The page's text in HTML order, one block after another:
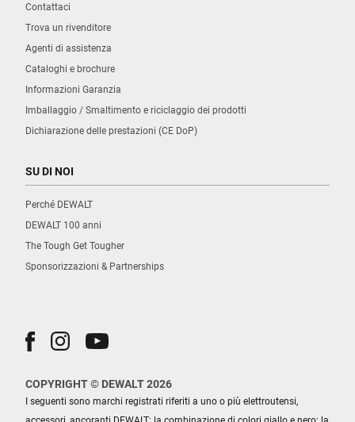
Contattaci
Trova un rivenditore
Agenti di assistenza
Cataloghi e brochure
Informazioni Garanzia
Imballaggio / Smaltimento e riciclaggio dei prodotti
Dichiarazione delle prestazioni (CE DoP)
SU DI NOI
Perché DEWALT
DEWALT 100 anni
The Tough Get Tougher
Sponsorizzazioni & Partnerships
COPYRIGHT © DEWALT 2026
I seguenti sono marchi registrati riferiti a uno o più elettroutensi,